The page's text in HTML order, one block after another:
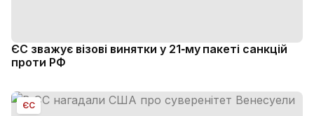
ЄС зважує візові винятки у 21‑му пакеті санкцій
проти РФ
ЄС